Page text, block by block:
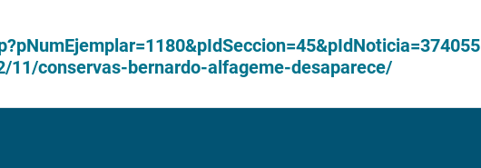
conservas-bernardo-alfageme-desaparece/